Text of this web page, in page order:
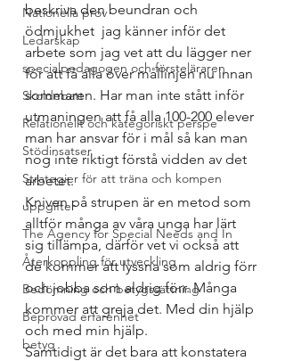
Nationella prov
Ledarskap
specialpedagogen och försteläraren
Skoldebatt
Relationellt och kategoriskt perspe
Stödinsatser
Strategier för att träna och kompen
uppgifter
The Agency for Special Needs and In
Återkoppling för utveckling
Bedömning och betygssättning
Beprövad erfarenhet
betyg
beskriva den beundran och
ödmjukhet  jag känner inför det
arbete som jag vet att du lägger ner
för att få alla över mållinjen nu innan
sommaren. Har man inte stått inför
utmaningen att få alla 100-200 elever
man har ansvar för i mål så kan man
nog inte riktigt förstå vidden av det
arbetet.
Kniven på strupen är en metod som
alltför många av våra unga har lärt
sig tillämpa, därför vet vi också att
de kommer att lyssna som aldrig förr
och jobba som aldrig förr. Många
kommer att greja det. Med din hjälp
och med min hjälp.
Samtidigt är det bara att konstatera